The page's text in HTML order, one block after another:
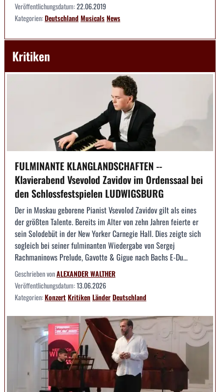
Veröffentlichungsdatum:22.06.2019
Kategorien:DeutschlandMusicalsNews
Kritiken
FULMINANTE KLANGLANDSCHAFTEN --
Klavierabend Vsevolod Zavidov im Ordenssaal bei
den Schlossfestspielen LUDWIGSBURG
Der in Moskau geborene Pianist Vsevolod Zavidov gilt als eines
der größten Talente. Bereits im Alter von zehn Jahren feierte er
sein Solodebüt in der New Yorker Carnegie Hall. Dies zeigte sich
sogleich bei seiner fulminanten Wiedergabe von Sergej
Rachmaninows Prelude, Gavotte & Gigue nach Bachs E-Du...
Geschrieben vonALEXANDER WALTHER
Veröffentlichungsdatum:13.06.2026
Kategorien:KonzertKritikenLänderDeutschland